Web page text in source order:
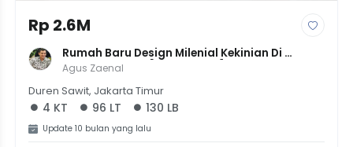
Rp 2.6M
Rumah Baru Design Milenial Kekinian Di
Pondok Kelapa [LT 96 LB 130] | 4KT 3KM |
Harga 2.6M
Agus Zaenal
Duren Sawit, Jakarta Timur
4 KT 96 LT 130 LB
Update 10 bulan yang lalu